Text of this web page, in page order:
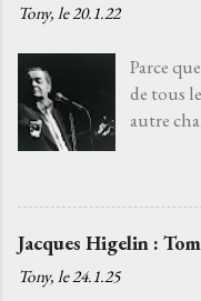
e
r
u
n
c
o
n
t
a
Tony, le20.1.22
Parce
de tous
autre
un
Jacques Higelin :
Tony, le24.1.25